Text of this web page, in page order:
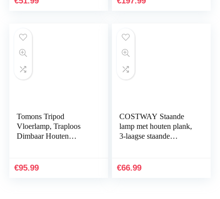
Tomons Tripod
Vloerlamp, Traploos
Dimbaar Houten
Reading Room
€95.99
COSTWAY Staande
lamp met houten plank,
3-laagse staande
woonkamer en
€66.99